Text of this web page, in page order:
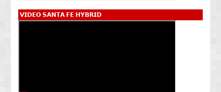
𝗩𝗜𝗗𝗘𝗢 𝗦𝗔𝗡𝗧𝗔 𝗙𝗘 𝗛𝗬𝗕𝗥𝗜𝗗